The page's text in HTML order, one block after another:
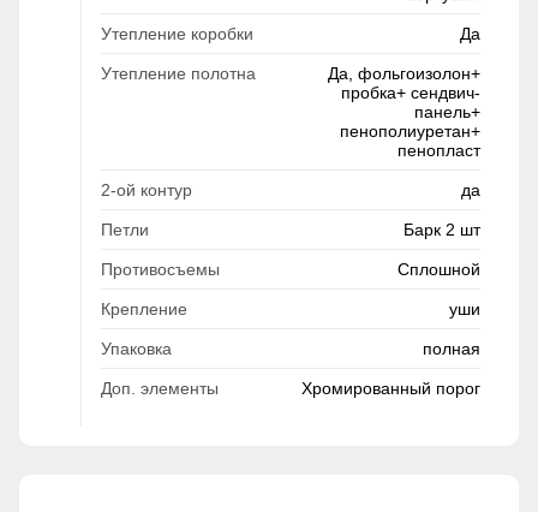
Утепление коробки Да
Утепление полотна
Да, фольгоизолон+
пробка+ сендвич-
панель+
пенополиуретан+
пенопласт
2-ой контур да
Петли Барк 2 шт
Противосъемы Сплошной
Крепление уши
Упаковка полная
Доп. элементы Хромированный порог